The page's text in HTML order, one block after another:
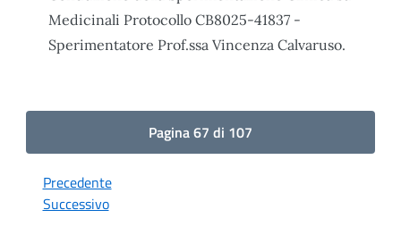
Medicinali Protocollo CB8025-41837 -
Sperimentatore Prof.ssa Vincenza Calvaruso.
Pagina 67 di 107
Precedente
Successivo